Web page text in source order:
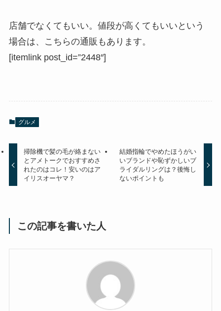
店舗でなくてもいい。値段が高くてもいいという
場合は、こちらの通販もあります。
[itemlink post_id=”2448″]
グルメ
掃除機で髪の毛が絡まない
とアメトークでおすすめさ
れたのはコレ！安いのはア
イリスオーヤマ？
結婚指輪でやめたほうがい
いブランドや恥ずかしいブ
ライダルリングは？後悔し
ないポイントも
この記事を書いた人